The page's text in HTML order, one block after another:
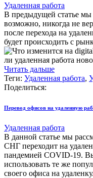
Удаленная работа
В предыдущей статье
возможно, никогда не
после перехода на
будет происходить с
Читать дальше
Теги: Удаленная работа,
Поделиться:
Перевод офисов на удаленную
Удаленная работа
В данной статье мы
СНГ переходит на
пандемией COVID-19.
использовать те же
своего офиса на удаленку.